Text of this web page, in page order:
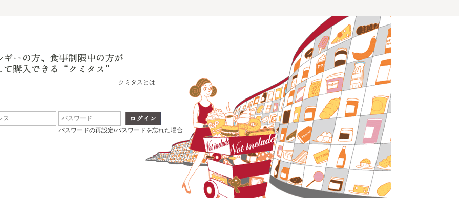
クミタスとは
パスワードの再設定/パスワードを忘れた場合